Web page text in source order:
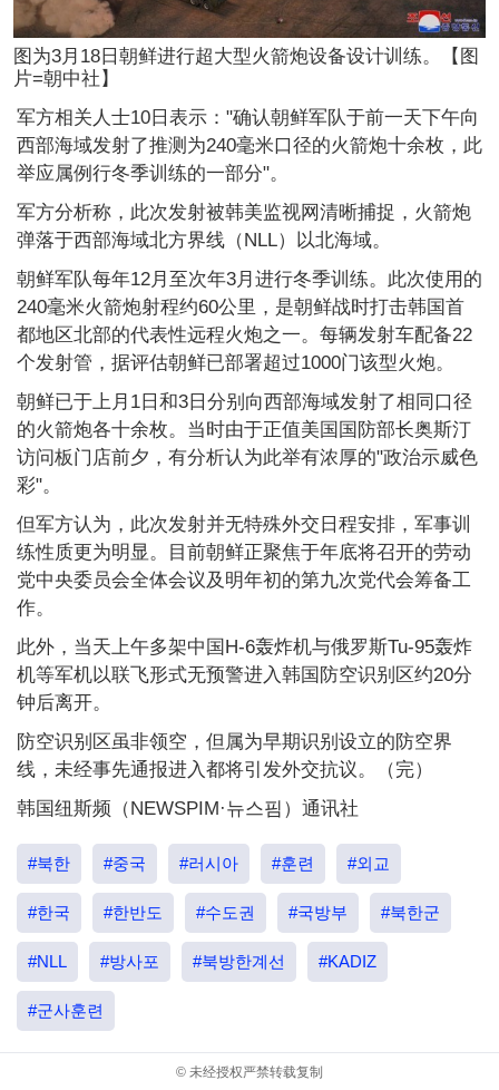
图为3月18日朝鲜进行超大型火箭炮设备设计训练。【图
片=朝中社】
军方相关人士10日表示："确认朝鲜军队于前一天下午向
西部海域发射了推测为240毫米口径的火箭炮十余枚，此
举应属例行冬季训练的一部分"。
军方分析称，此次发射被韩美监视网清晰捕捉，火箭炮
弹落于西部海域北方界线（NLL）以北海域。
朝鲜军队每年12月至次年3月进行冬季训练。此次使用的
240毫米火箭炮射程约60公里，是朝鲜战时打击韩国首
都地区北部的代表性远程火炮之一。每辆发射车配备22
个发射管，据评估朝鲜已部署超过1000门该型火炮。
朝鲜已于上月1日和3日分别向西部海域发射了相同口径
的火箭炮各十余枚。当时由于正值美国国防部长奥斯汀
访问板门店前夕，有分析认为此举有浓厚的"政治示威色
彩"。
但军方认为，此次发射并无特殊外交日程安排，军事训
练性质更为明显。目前朝鲜正聚焦于年底将召开的劳动
党中央委员会全体会议及明年初的第九次党代会筹备工
作。
此外，当天上午多架中国H-6轰炸机与俄罗斯Tu-95轰炸
机等军机以联飞形式无预警进入韩国防空识别区约20分
钟后离开。
防空识别区虽非领空，但属为早期识别设立的防空界
线，未经事先通报进入都将引发外交抗议。（完）
韩国纽斯频（NEWSPIM·뉴스핌）通讯社
#북한 #중국 #러시아 #훈련 #외교
#한국 #한반도 #수도권 #국방부 #북한군
#NLL #방사포 #북방한계선 #KADIZ
#군사훈련
© 未经授权严禁转载复制